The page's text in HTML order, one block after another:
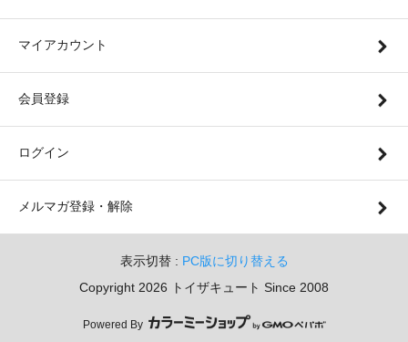
マイアカウント
会員登録
ログイン
メルマガ登録・解除
表示切替 : PC版に切り替える
Copyright 2026 トイザキュート Since 2008
Powered By